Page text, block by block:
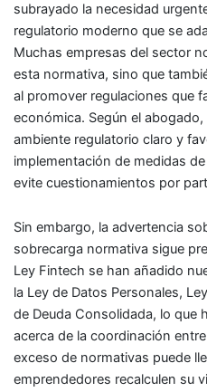
subrayado la necesidad
regulatorio moderno que se
Muchas empresas del sector
esta normativa, sino que
al promover regulaciones que
económica. Según el
ambiente regulatorio claro y
implementación de medidas
evite cuestionamientos por
Sin embargo, la advertencia
sobrecarga normativa sigue
Ley Fintech se han añadido
la Ley de Datos Personales,
de Deuda Consolidada, lo que
acerca de la coordinación
exceso de normativas puede
emprendedores recalculen su